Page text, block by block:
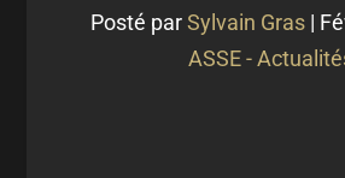
Posté parSylvain Gras|
ASSE -